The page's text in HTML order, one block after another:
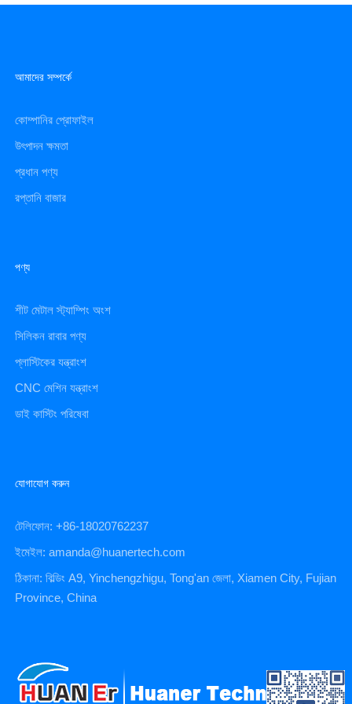
আমাদের সম্পর্কে
কোম্পানির প্রোফাইল
উৎপাদন ক্ষমতা
প্রধান পণ্য
রপ্তানি বাজার
পণ্য
শীট মেটাল স্ট্যাম্পিং অংশ
সিলিকন রাবার পণ্য
প্লাস্টিকের যন্ত্রাংশ
CNC মেশিন যন্ত্রাংশ
ডাই কাস্টিং পরিষেবা
যোগাযোগ করুন
টেলিফোন: +86-18020762237
ইমেইল: amanda@huanertech.com
ঠিকানা: বিল্ডিং A9, Yinchengzhigu, Tong'an জেলা, Xiamen City, Fujian
Province, China